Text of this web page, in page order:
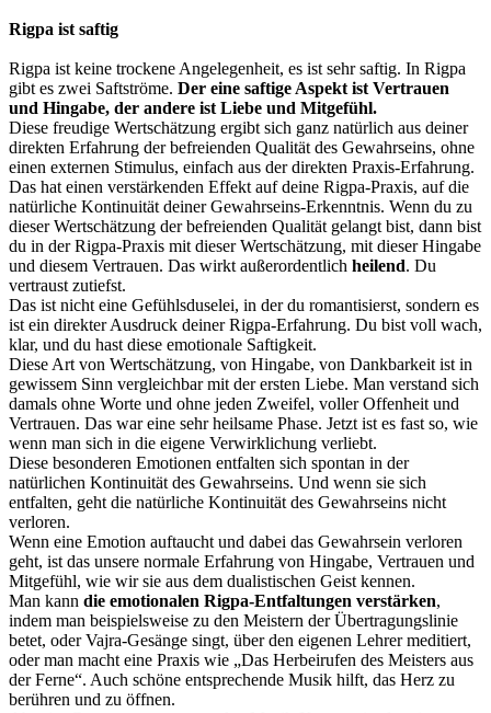
Rigpa ist saftig
Rigpa ist keine trockene Angelegenheit, es ist sehr saftig. In Rigpa
gibt es zwei Saftströme. Der eine saftige Aspekt ist Vertrauen
und Hingabe, der andere ist Liebe und Mitgefühl.
Diese freudige Wertschätzung ergibt sich ganz natürlich aus deiner
direkten Erfahrung der befreienden Qualität des Gewahrseins, ohne
einen externen Stimulus, einfach aus der direkten Praxis-Erfahrung.
Das hat einen verstärkenden Effekt auf deine Rigpa-Praxis, auf die
natürliche Kontinuität deiner Gewahrseins-Erkenntnis. Wenn du zu
dieser Wertschätzung der befreienden Qualität gelangt bist, dann bist
du in der Rigpa-Praxis mit dieser Wertschätzung, mit dieser Hingabe
und diesem Vertrauen. Das wirkt außerordentlich heilend. Du
vertraust zutiefst.
Das ist nicht eine Gefühlsduselei, in der du romantisierst, sondern es
ist ein direkter Ausdruck deiner Rigpa-Erfahrung. Du bist voll wach,
klar, und du hast diese emotionale Saftigkeit.
Diese Art von Wertschätzung, von Hingabe, von Dankbarkeit ist in
gewissem Sinn vergleichbar mit der ersten Liebe. Man verstand sich
damals ohne Worte und ohne jeden Zweifel, voller Offenheit und
Vertrauen. Das war eine sehr heilsame Phase. Jetzt ist es fast so, wie
wenn man sich in die eigene Verwirklichung verliebt.
Diese besonderen Emotionen entfalten sich spontan in der
natürlichen Kontinuität des Gewahrseins. Und wenn sie sich
entfalten, geht die natürliche Kontinuität des Gewahrseins nicht
verloren.
Wenn eine Emotion auftaucht und dabei das Gewahrsein verloren
geht, ist das unsere normale Erfahrung von Hingabe, Vertrauen und
Mitgefühl, wie wir sie aus dem dualistischen Geist kennen.
Man kann die emotionalen Rigpa-Entfaltungen verstärken,
indem man beispielsweise zu den Meistern der Übertragungslinie
betet, oder Vajra-Gesänge singt, über den eigenen Lehrer meditiert,
oder man macht eine Praxis wie „Das Herbeirufen des Meisters aus
der Ferne“. Auch schöne entsprechende Musik hilft, das Herz zu
berühren und zu öffnen.